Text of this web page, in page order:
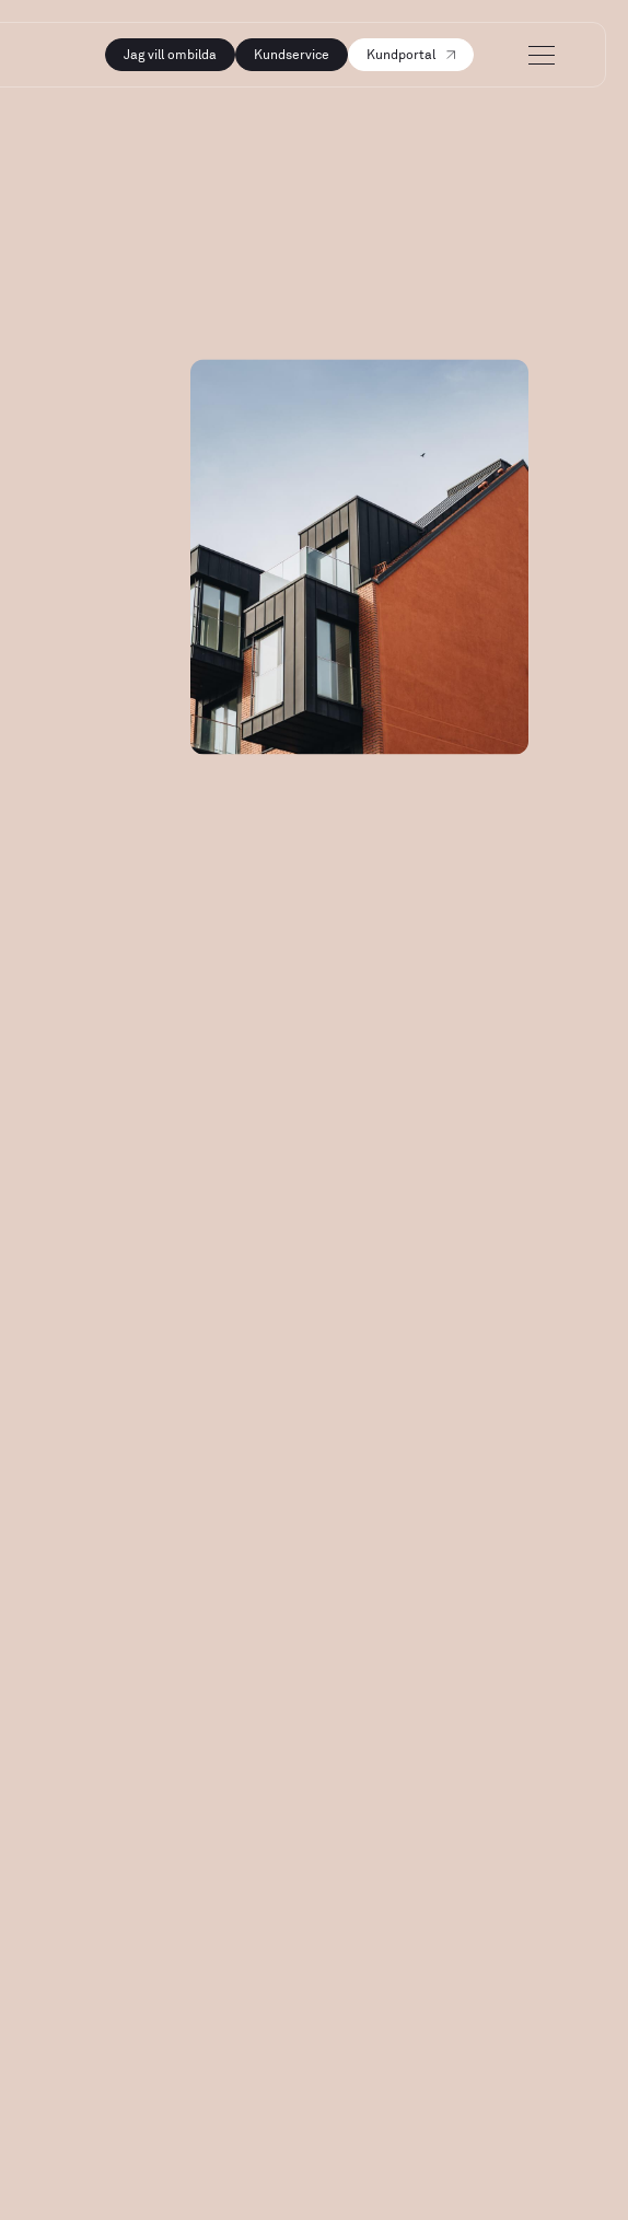
Jag vill ombilda Kundservice Kundportal